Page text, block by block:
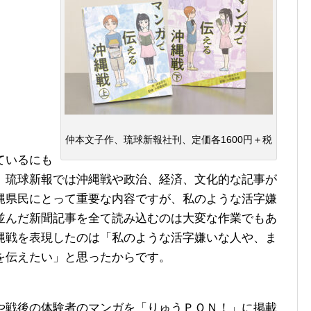
仲本文子作、琉球新報社刊、定価各1600円＋税
るにも
球新報では沖縄戦や政治、経済、文化的な記事が
民にとって重要な内容ですが、私のような活字嫌
だ新聞記事を全て読み込むのは大変な作業でもあ
を表現したのは「私のような活字嫌いな人や、ま
えたい」と思ったからです。
後の体験者のマンガを「りゅうＰＯＮ！」に掲載